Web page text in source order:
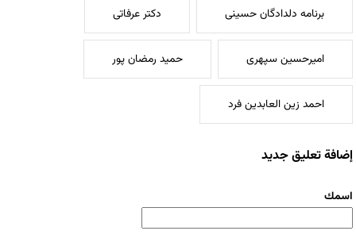
برنامه دلدادگان حسینی دکتر عرفاتی
امیرحسین سپهری حمید رمضان پور
احمد زین العابدین فرد
إضافة تعليق جديد
‏اسمك ‏